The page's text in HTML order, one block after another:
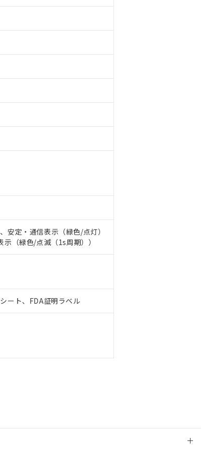
安定・通信表示（緑色/点灯）
（緑色/点滅（1s周期））
ート、FDA証明ラベル
ご登録された部品リストについて、当社および当社の共同利用者
客様との取引・商談に必要な範囲で利用することをご了承くだ
もので、過去に遡って非含有を証明するものではありません。
物質の対応では、対応完了までの期間は出荷製品に未対応品が
していることから、特段のことがない限り、2022年1月12日よ
い合わせください。
情報を公開していない機種